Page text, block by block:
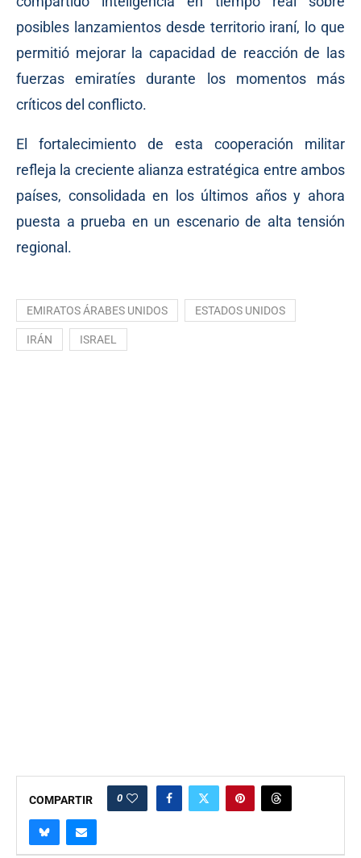
posibles lanzamientos desde territorio iraní, lo que
permitió mejorar la capacidad de reacción de las
fuerzas emiratíes durante los momentos más
críticos del conflicto.
El fortalecimiento de esta cooperación militar
refleja la creciente alianza estratégica entre ambos
países, consolidada en los últimos años y ahora
puesta a prueba en un escenario de alta tensión
regional.
EMIRATOS ÁRABES UNIDOS ESTADOS UNIDOS
IRÁN ISRAEL
COMPARTIR 0